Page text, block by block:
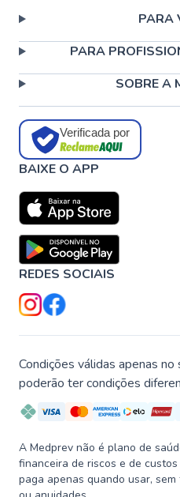
PARA
PARA
SOBRE A
Verificada por
BAIXE O APP
REDES SOCIAIS
Condições válidas apenas
poderão ter condições
A Medprev não é plano de
financeira de riscos e de
paga apenas quando usar,